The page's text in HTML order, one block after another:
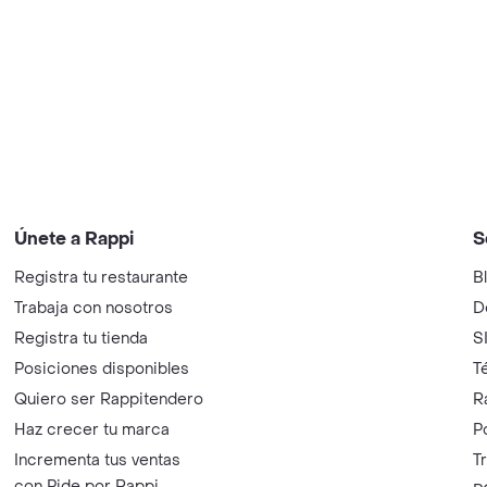
Únete a Rappi
Registra tu restaurante
Trabaja con nosotros
Registra tu tienda
Posiciones disponibles
Quiero ser Rappitendero
Haz crecer tu marca
Incrementa tus ventas